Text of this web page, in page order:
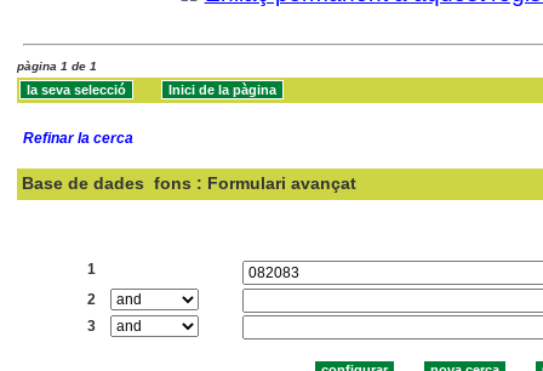
pàgina 1 de 1
Refinar la cerca
Base de dades fons : Formulari avançat
1
2
3